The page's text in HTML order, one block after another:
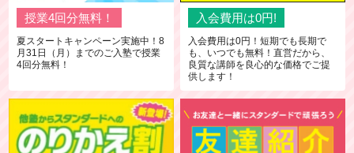
授業4回分無料！
夏スタートキャンペーン実施中！8
月31日（月）までのご入塾で授業
4回分無料！
入会費用は0円!
入会費用は0円！短期でも長期で
も、いつでも無料！直営だから、
良質な講師を良心的な価格でご提
供します！